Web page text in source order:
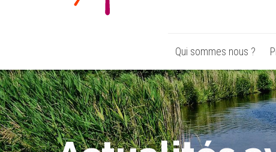
Qui sommes nous ?